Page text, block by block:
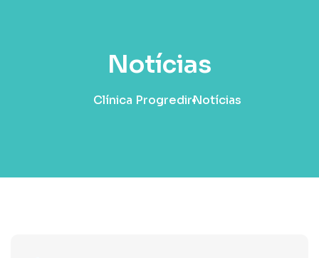
Notícias
Clínica ProgredirNotícias